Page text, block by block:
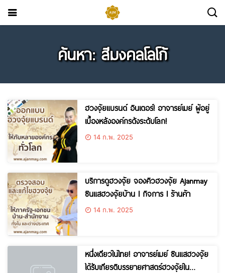
ค้นหา: สีมงคลโลโก้
ฮวงจุ้ยแบรนด์ อินเตอร์! อาจารย์เมย์ ผู้อยู่
เบื้องหลังองค์กรดังระดับโลก!
14 ก.พ. 2025
บริการดูฮวงจุ้ย จองคิวฮวงจุ้ย Ajanmay
ซินแสฮวงจุ้ยบ้าน l กิจการ l ร้านค้า
14 ก.พ. 2025
หนึ่งเดียวในไทย! อาจารย์เมย์ ซินแสฮวงจุ้ย
ได้รับเกียรติบรรยายศาสตร์ฮวงจุ้ยใน